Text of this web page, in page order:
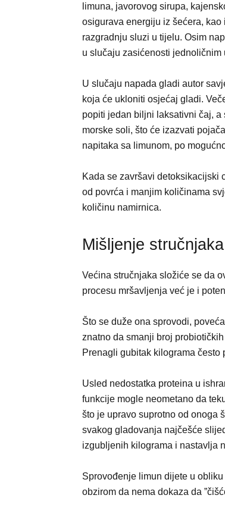
limuna, javorovog sirupa,
osigurava energiju iz šećera,
razgradnju sluzi u tijelu. Osim
u slučaju zasićenosti jednoličnim
U slučaju napada gladi autor
koja će ukloniti osjećaj gladi.
popiti jedan biljni laksativni čaj,
morske soli, što će izazvati
napitaka sa limunom, po
Kada se završavi detoksikacijski
od povrća i manjim količinama
količinu namirnica.
Mišljenje stručnjaka
Većina stručnjaka složiće se da
procesu mršavljenja već je i
Što se duže ona sprovodi,
znatno da smanji broj
Prenagli gubitak kilograma često
Usled nedostatka proteina u
funkcije mogle neometano da
što je upravo suprotno od onoga
svakog gladovanja najčešće
izgubljenih kilograma i nastavlja
Sprovođenje limun dijete u
obzirom da nema dokaza da